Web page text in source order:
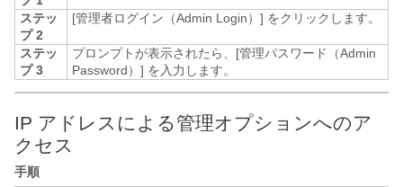
ステッ
プ 2
[管理者ログイン（Admin Login）] をクリックします。
ステッ
プ 3
プロンプトが表示されたら、[管理パスワード（Admin
Password）] を入力します。
IP アドレスによる管理オプションへのア
クセス
手順